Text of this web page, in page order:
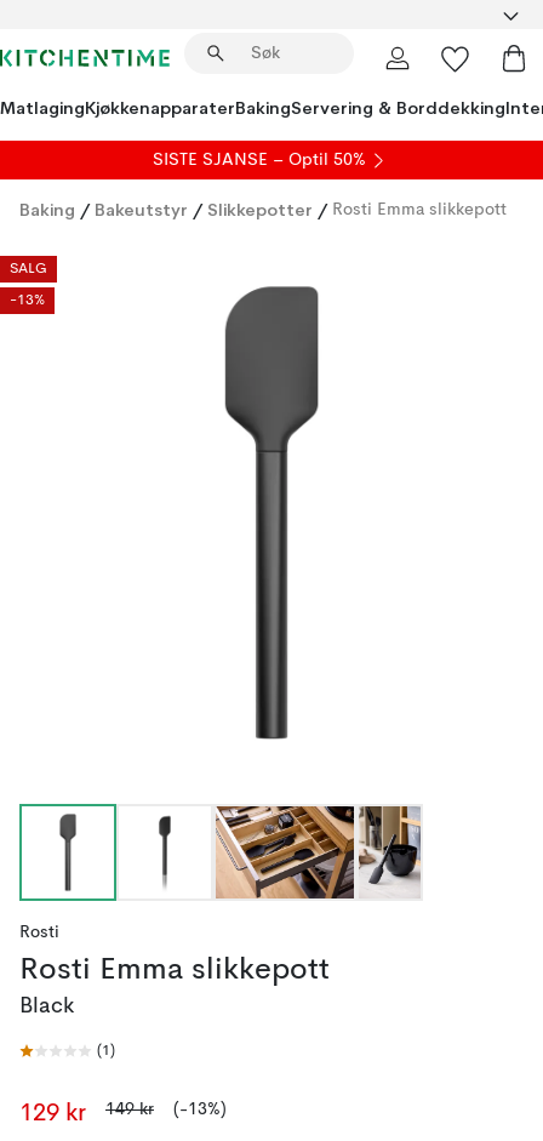
MatlagingKjøkkenapparaterBakingServering & Borddekking
SISTE SJANSE – Optil 50%
Baking / Bakeutstyr / Slikkepotter / Rosti Emma slikkepott
SALG
-13%
Rosti
Rosti Emma slikkepott
Black
(1 )
129 kr 149 kr (-13%)